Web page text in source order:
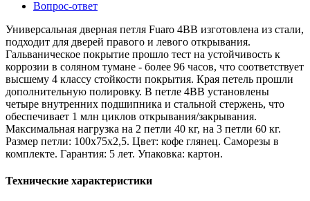
Вопрос-ответ
Универсальная дверная петля Fuaro 4BB изготовлена из стали,
подходит для дверей правого и левого открывания.
Гальваническое покрытие прошло тест на устойчивость к
коррозии в соляном тумане - более 96 часов, что соответствует
высшему 4 классу стойкости покрытия. Края петель прошли
дополнительную полировку. В петле 4BB установлены
четыре внутренних подшипника и стальной стержень, что
обеспечивает 1 млн циклов открывания/закрывания.
Максимальная нагрузка на 2 петли 40 кг, на 3 петли 60 кг.
Размер петли: 100x75x2,5. Цвет: кофе глянец. Саморезы в
комплекте. Гарантия: 5 лет. Упаковка: картон.
Технические характеристики